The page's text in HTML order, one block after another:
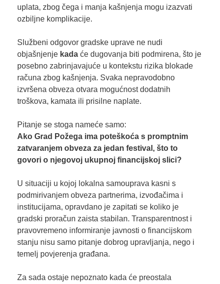
uplata, zbog čega i manja kašnjenja mogu izazvati
ozbiljne komplikacije.
Službeni odgovor gradske uprave ne nudi
objašnjenje kadaće dugovanja biti podmirena, što je
posebno zabrinjavajuće u kontekstu rizika blokade
računa zbog kašnjenja. Svaka nepravodobno
izvršena obveza otvara mogućnost dodatnih
troškova, kamata ili prisilne naplate.
Pitanje se stoga nameće samo:
Ako Grad Požega ima poteškoća s promptnim
zatvaranjem obveza za jedan festival, što to
govori o njegovoj ukupnoj financijskoj slici?
U situaciji u kojoj lokalna samouprava kasni s
podmirivanjem obveza partnerima, izvođačima i
institucijama, opravdano je zapitati se koliko je
gradski proračun zaista stabilan. Transparentnost i
pravovremeno informiranje javnosti o financijskom
stanju nisu samo pitanje dobrog upravljanja, nego i
temelj povjerenja građana.
Za sada ostaje nepoznato kada će preostala